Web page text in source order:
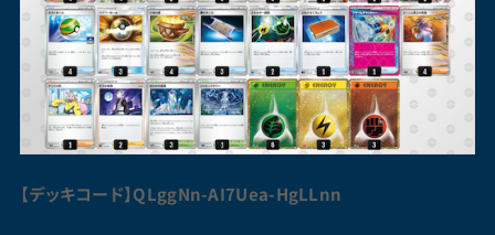
【デッキコード】QLggNn-AI7Uea-HgLLnn